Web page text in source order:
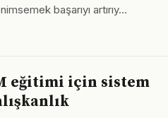
başarıyı artırıy…
eğitimi için sistem